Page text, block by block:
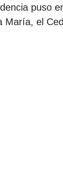
puso
María, el